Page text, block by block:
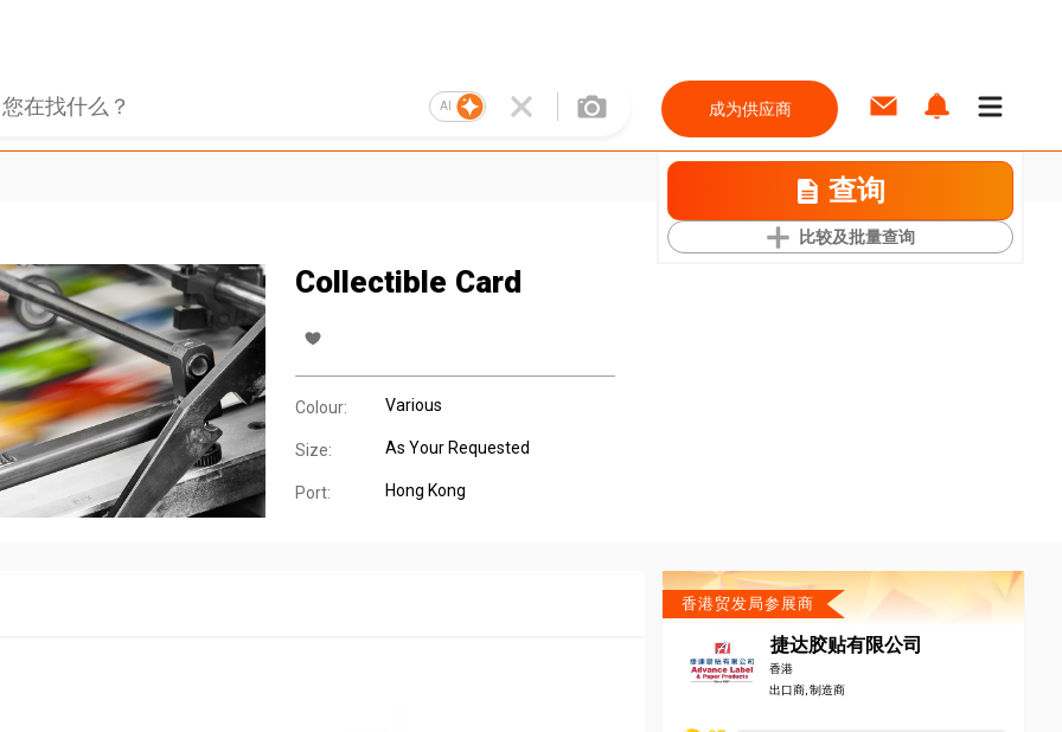
AI 成为供应商
查询
比较及批量查询
Collectible Card
Colour: Various
Size: As Your Requested
Port: Hong Kong
香港贸发局参展商
捷达胶贴有限公司
香港
出口商, 制造商